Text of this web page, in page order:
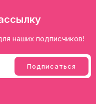
наших подписчиков!